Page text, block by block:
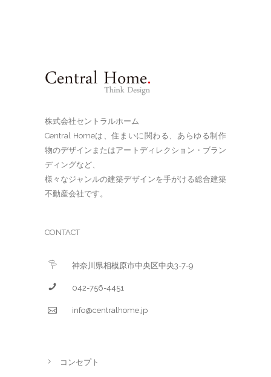
株式会社セントラルホーム
Central Homeは、住まいに関わる、あらゆる制作
物のデザインまたはアートディレクション・ブラン
ディングなど、
様々なジャンルの建築デザインを手がける総合建築
不動産会社です。
CONTACT
神奈川県相模原市中央区中央3-7-9
042-756-4451
info@centralhome.jp
コンセプト